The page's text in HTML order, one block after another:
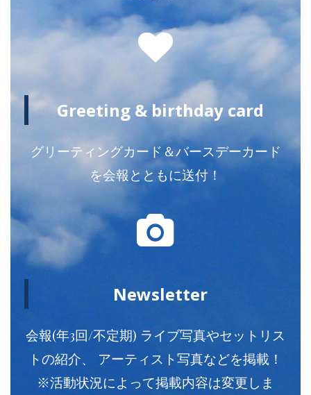
Greeting & birthday card
グリーティングカード＆バースデーカード
を会報とともに送付！
Newsletter
会報(年3回/不定期) ライブ写真やセットリス
トの紹介、 アーティスト写真などを掲載！
※活動状況によって掲載内容は変更しま